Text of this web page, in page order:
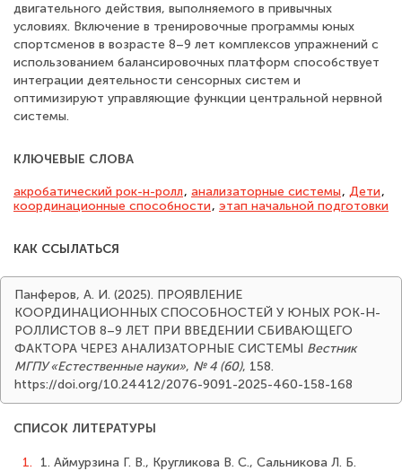
двигательного действия, выполняемого в привычных
условиях. Включение в тренировочные программы юных
спортсменов в возрасте 8–9 лет комплексов упражнений с
использованием балансировочных платформ способствует
интеграции деятельности сенсорных систем и
оптимизируют управляющие функции центральной нервной
системы.
КЛЮЧЕВЫЕ СЛОВА
акробатический рок-н-ролл, анализаторные системы, Дети,
координационные способности, этап начальной подготовки
КАК ССЫЛАТЬСЯ
Панферов, А. И. (2025). ПРОЯВЛЕНИЕ
КООРДИНАЦИОННЫХ СПОСОБНОСТЕЙ У ЮНЫХ РОК-Н-
РОЛЛИСТОВ 8–9 ЛЕТ ПРИ ВВЕДЕНИИ СБИВАЮЩЕГО
ФАКТОРА ЧЕРЕЗ АНАЛИЗАТОРНЫЕ СИСТЕМЫ Вестник
МГПУ «Естественные науки», № 4 (60), 158.
https://doi.org/10.24412/2076-9091-2025-460-158-168
СПИСОК ЛИТЕРАТУРЫ
1.
1. Аймурзина Г. В., Кругликова В. С., Сальникова Л. Б.